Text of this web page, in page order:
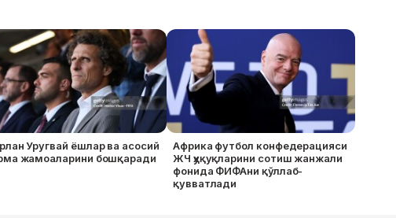
Уругвай ёшлар ва асосий
жамоаларини бошқаради
Африка футбол конфедерацияси
ЖЧ ҳуқуқларини сотиш жанжали
фонида ФИФАни қўллаб-
қувватлади